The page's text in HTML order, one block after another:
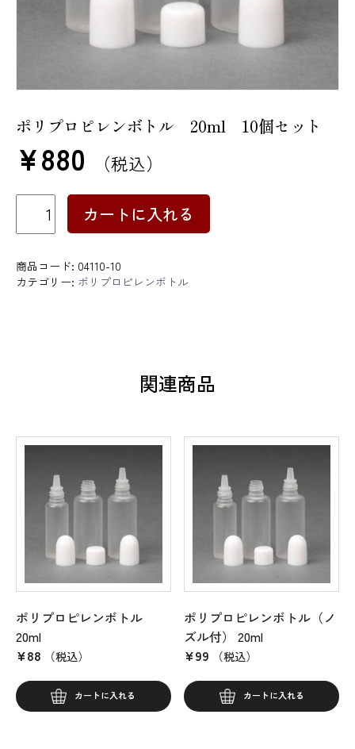
ポリプロピレンボトル 20ml 10個セット
¥880 （税込）
プ
ピ
レ
ト
カートに入れる
商品コード: 04110-10
カテゴリー: ポリプロピレンボトル
関連商品
ポリプロピレンボトル
20ml
¥88 （税込）
カートに入れる
ポリプロピレンボトル（ノ
ズル付） 20ml
¥99 （税込）
カートに入れる